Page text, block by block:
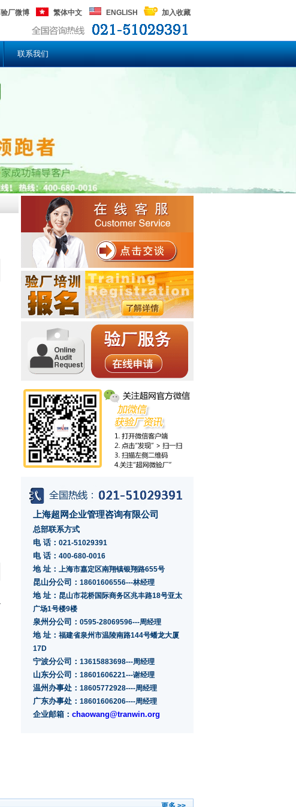
验厂微博 繁体中文 ENGLISH 加入收藏
联系我们
上海超网企业管理咨询有限公司
总部联系方式
电 话： 021-51029391
电 话： 400-680-0016
地 址： 上海市嘉定区南翔镇银翔路655号
昆山分公司： 18601606556---林经理
地 址： 昆山市花桥国际商务区兆丰路18号亚太
广场1号楼9楼
泉州分公司： 0595-28069596---周经理
地 址： 福建省泉州市温陵南路144号蟠龙大厦
17D
宁波分公司： 13615883698---周经理
山东分公司： 18601606221---谢经理
温州办事处： 18605772928----周经理
广东办事处： 18601606206----周经理
企业邮箱： chaowang@tranwin.org